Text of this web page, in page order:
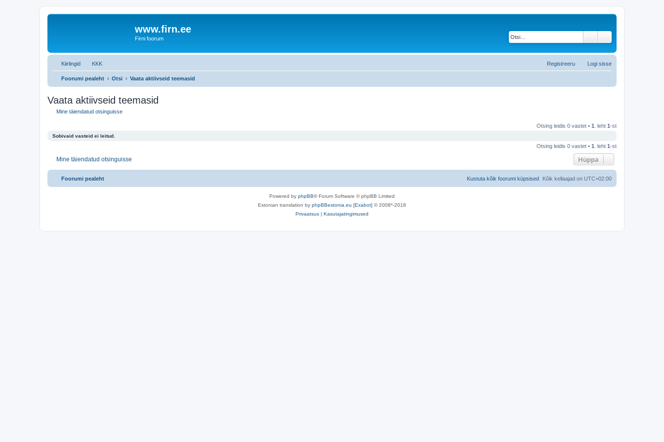
www.firn.ee
Firni foorum
Kiirlingid KKK Logi sisse
Registreeru
Foorumi pealeht Otsi Vaata aktiivseid teemasid
Vaata aktiivseid teemasid
Mine täiendatud otsinguisse
Otsing leidis 0 vastet • 1 . leht 1-st
Sobivaid vasteid ei leitud.
Otsing leidis 0 vastet • 1 . leht 1-st
Mine täiendatud otsinguisse Hüppa
Foorumi pealeht Kõik kellaajad on UTC+02:00
Kustuta kõik foorumi küpsised
Powered by phpBB® Forum Software © phpBB Limited
Estonian translation by phpBBestonia.eu [Exabot] © 2008*-2018
Privaatsus | Kasutajatingimused